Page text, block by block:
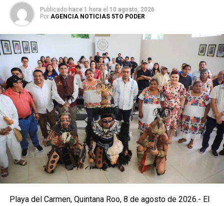
Publicado hace 1 hora el 10 agosto, 2026
Por AGENCIA NOTICIAS 5TO PODER
Playa del Carmen, Quintana Roo, 8 de agosto de 2026.- El